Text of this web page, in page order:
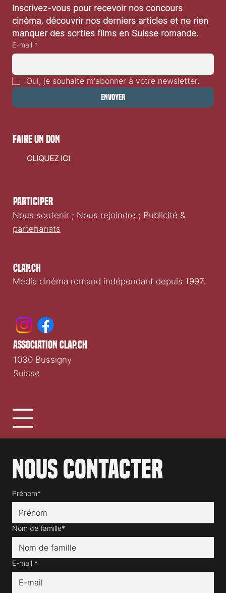
«La Maison des femmes»: interview de Melisa
Godet et Laetitia Dosch
Inscrivez-vous pour recevoir nos concours
cinéma, découvrir nos derniers articles et ne rien
manquer des sorties films en Suisse romande.
E-mail *
Oui, je souhaite m'abonner à votre newsletter.
Envoyer
Clap.ch
Média cinéma romand indépendant depuis 1997.
Participer
Nous soutenir ; Nous rejoindre ; Publicité &
partenariats
Nous contacter
Prénom*
Nom de famille*
E-mail *
faire un don
CLIQUEZ ICI
association clap.ch
1030 Bussigny
Suisse